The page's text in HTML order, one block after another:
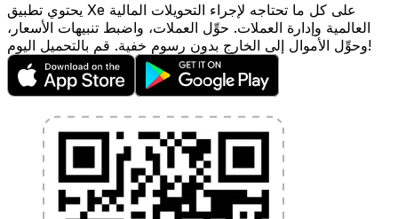
يحتوي تطبيق Xe على كل ما تحتاجه لإجراء التحويلات المالية
العالمية وإدارة العملات. حوِّل العملات، واضبط تنبيهات الأسعار،
وحوِّل الأموال إلى الخارج بدون رسوم خفية. قم بالتحميل اليوم!